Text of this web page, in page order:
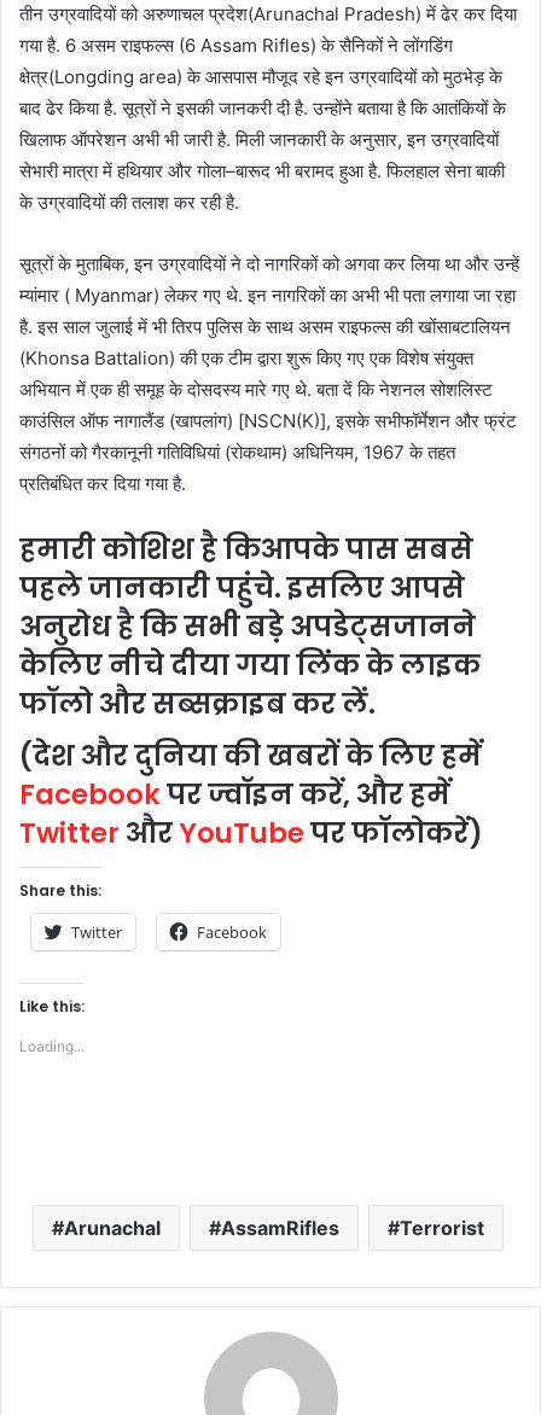
तीन उग्रवादियों को अरुणाचल प्रदेश(Arunachal Pradesh)में ढेर कर दिया
गया है. 6 असम राइफल्स(6 Assam Rifles)के सैनिकों ने लोंगडिंग
क्षेत्र(Longding area)के आसपास मौजूद रहे इन उग्रवादियों को मुठभेड़ के
बाद ढेर किया है.सूत्रों ने इसकी जानकरी दी है.उन्होंने बताया है कि आतंकियों के
खिलाफ ऑपरेशन अभी भी जारी है.मिली जानकारी के अनुसार,इन उग्रवादियों
सेभारी मात्रा में हथियार और गोला–बारूद भी बरामद हुआ है.फिलहाल सेना बाकी
के उग्रवादियों की तलाश कर रही है.
सूत्रों के मुताबिक,इन उग्रवादियों ने दो नागरिकों को अगवा कर लिया था और उन्हें
म्यांमार ( Myanmar)लेकर गए थे.इन नागरिकों का अभी भी पता लगाया जा रहा
है.इस साल जुलाई में भी तिरप पुलिस के साथ असम राइफल्स की खोंसाबटालियन
(Khonsa Battalion)की एक टीम द्वारा शुरू किए गए एक विशेष संयुक्त
अभियान में एक ही समूह के दोसदस्य मारे गए थे.बता दें कि नेशनल सोशलिस्ट
काउंसिल ऑफ नागालैंड(खापलांग) [NSCN(K)],इसके सभीफॉर्मेशन और फ्रंट
संगठनों को गैरकानूनी गतिविधियां(रोकथाम) अधिनियम, 1967के तहत
प्रतिबंधित कर दिया गया है.
हमारीकोशिशहैकिआपकेपाससबसे
पहलेजानकारीपहुंचे.इसलिएआपसे
अनुरोधहैकिसभीबड़ेअपडेट्सजानने
केलिएनीचेदीयागयालिंककेलाइक
फॉलोऔरसब्सक्राइबकरलें.
(देशऔरदुनियाकीखबरोंकेलिएहमें
Facebookपरज्वॉइनकरें, औरहमें
Twitter औरYouTubeपरफॉलोकरें)
Share this:
Twitter Facebook
Like this:
Loading...
Arunachal AssamRifles Terrorist